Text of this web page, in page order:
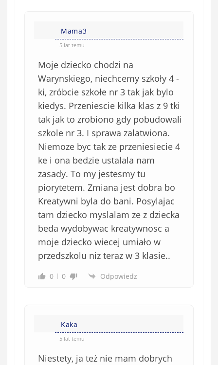
Mama3
5 lat temu
Moje dziecko chodzi na
Warynskiego, niechcemy szkoły 4 -
ki, zróbcie szkołe nr 3 tak jak bylo
kiedys. Przeniescie kilka klas z 9 tki
tak jak to zrobiono gdy pobudowali
szkole nr 3. I sprawa zalatwiona.
Niemoze byc tak ze przeniesiecie 4
ke i ona bedzie ustalala nam
zasady. To my jestesmy tu
piorytetem. Zmiana jest dobra bo
Kreatywni byla do bani. Posylajac
tam dziecko myslalam ze z dziecka
beda wydobywac kreatywnosc a
moje dziecko wiecej umiało w
przedszkolu niz teraz w 3 klasie..
0 0 Odpowiedz
Kaka
5 lat temu
Niestety, ja też nie mam dobrych